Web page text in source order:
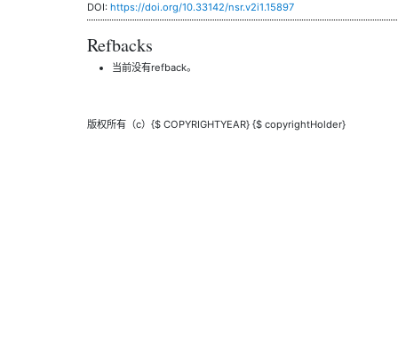
DOI: https://doi.org/10.33142/nsr.v2i1.15897
Refbacks
当前没有refback。
版权所有（c）{$ COPYRIGHTYEAR} {$ copyrightHolder}